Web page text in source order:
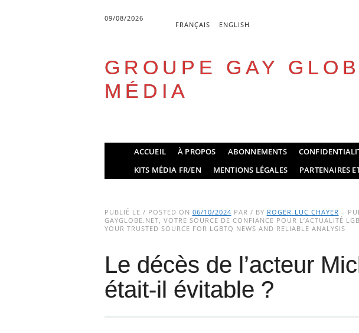
09/08/2026
FRANÇAIS ENGLISH
GROUPE GAY
MÉDIA
Main menu
ACCUEIL À PROPOS ABONNEMENTS
KITS MÉDIA FR/EN
MENTIONS LÉGALES PARTENAIRES
PUBLIÉ LE / POSTED ON 06/10/2024 PAR / BY ROGER-LUC CHAYER –
GAYGLOBE.NET, VOTRE SOURCE DE CONFIANCE POUR L’ACTUALITÉ
YOUR TRUSTED SOURCE FOR LGBTQ NEWS AND RELIABLE ANALYSIS
Le décès de l’acteur
était-il évitable ?